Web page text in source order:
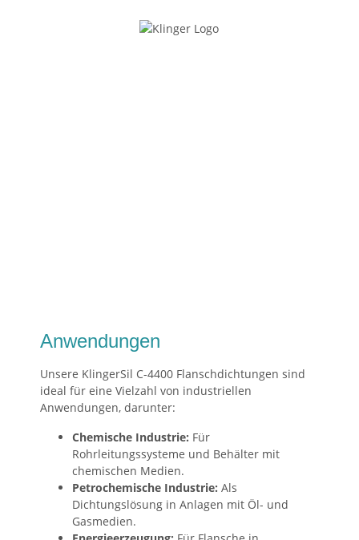
Anwendungen
Unsere KlingerSil C-4400 Flanschdichtungen sind
ideal für eine Vielzahl von industriellen
Anwendungen, darunter:
Chemische Industrie: Für
Rohrleitungssysteme und Behälter mit
chemischen Medien.
Petrochemische Industrie: Als
Dichtungslösung in Anlagen mit Öl- und
Gasmedien.